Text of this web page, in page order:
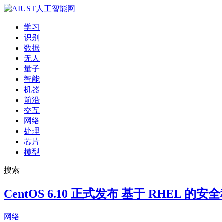
学习
识别
数据
无人
量子
智能
机器
前沿
交互
网络
处理
芯片
模型
搜索
CentOS 6.10 正式发布 基于 RHEL 的安
网络